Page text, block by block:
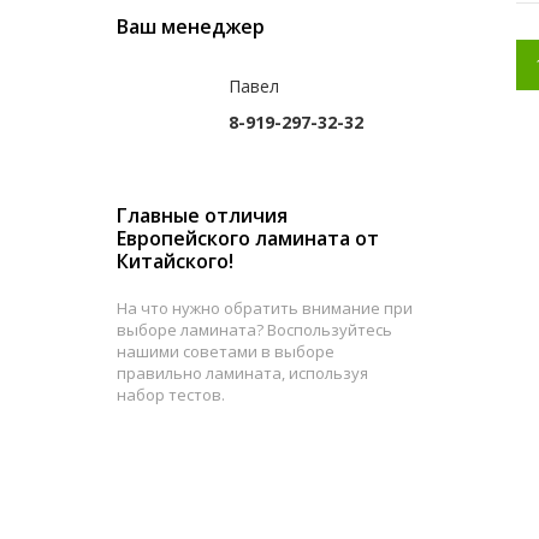
Ваш менеджер
Павел
8-919-297-32-32
Главные отличия
Европейского ламината от
Китайского!
На что нужно обратить внимание при
выборе ламината? Воспользуйтесь
нашими советами в выборе
правильно ламината, используя
набор тестов.